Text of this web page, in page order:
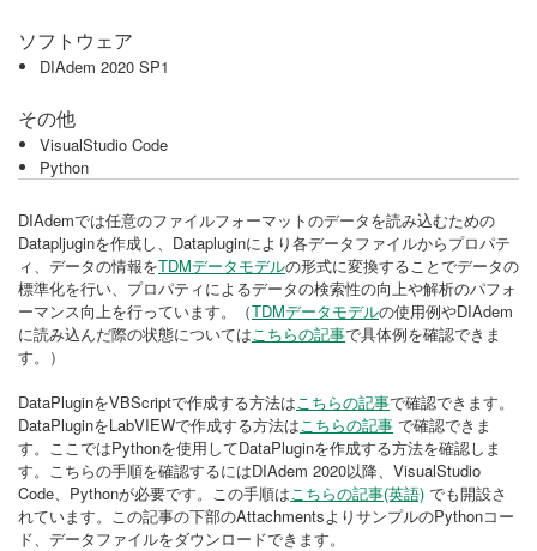
ソフトウェア
DIAdem 2020 SP1
その他
VisualStudio Code
Python
DIAdemでは任意のファイルフォーマットのデータを読み込むための
Datapljuginを作成し、Datapluginにより各データファイルからプロパテ
ィ、データの情報をTDMデータモデルの形式に変換することでデータの
標準化を行い、プロパティによるデータの検索性の向上や解析のパフォ
ーマンス向上を行っています。（TDMデータモデルの使用例やDIAdem
に読み込んだ際の状態についてはこちらの記事で具体例を確認できま
す。）
DataPluginをVBScriptで作成する方法はこちらの記事で確認できます。
DataPluginをLabVIEWで作成する方法はこちらの記事 で確認できま
す。ここではPythonを使用してDataPluginを作成する方法を確認しま
す。こちらの手順を確認するにはDIAdem 2020以降、VisualStudio
Code、Pythonが必要です。この手順はこちらの記事(英語) でも開設さ
れています。この記事の下部のAttachmentsよりサンプルのPythonコー
ド、データファイルをダウンロードできます。